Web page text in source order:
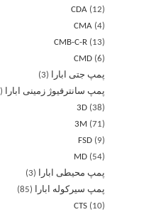
CDA
12
CMA 4
CMB-C-R
13
CMD 6
پمپ جتی ابارا
3
پمپ سانترفیوژ زمینی ابارا
3D 38
3M
71
FSD
9
MD
54
پمپ محیطی ابارا
3
پمپ سیرکوله ابارا
85
CTS
10